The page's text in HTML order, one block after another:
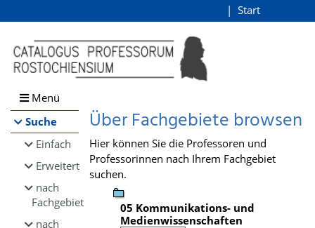
Browsen
direkt zum Inhalt
Start
Menü
Suche
Einfach
Erweitert
nach
Fachgebiet
nach
Über Fachgebiete browsen
Hier können Sie die Professoren und
Professorinnen nach Ihrem Fachgebiet
suchen.
05 Kommunikations- und
Medienwissenschaften